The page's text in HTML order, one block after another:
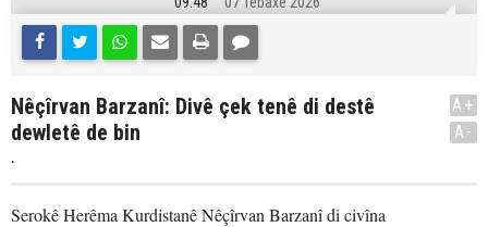
Nêçîrvan Barzanî: Divê çek tenê di destê
dewletê de bin
.
A+
A-
Serokê Herêma Kurdistanê Nêçîrvan Barzanî di civîna